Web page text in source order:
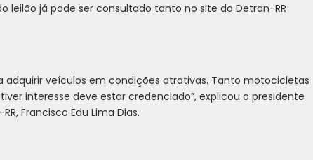
já pode ser consultado tanto no site do Detran-RR
adquirir veículos em condições atrativas. Tanto motocicletas
interesse deve estar credenciado”, explicou o presidente
Francisco Edu Lima Dias.